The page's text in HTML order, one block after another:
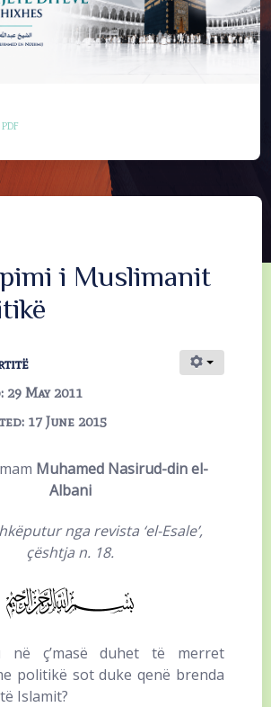
i Muslimanit
May 2011
17 June 2015
Muhamed Nasirud-din el-
Albani
nga revista ‘el-Esale’,
çështja n. 18.
në ç’masë duhet të merret
politikë sot duke qenë brenda
Islamit?